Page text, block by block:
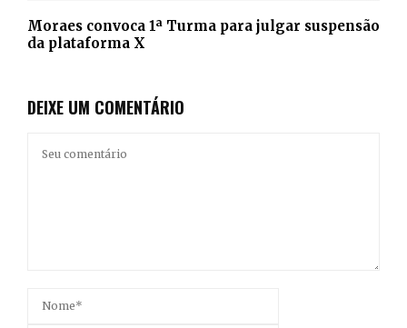
Moraes convoca 1ª Turma para julgar suspensão
da plataforma X
DEIXE UM COMENTÁRIO